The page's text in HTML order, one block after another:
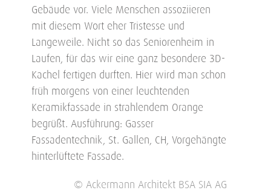
Gebäude vor. Viele Menschen assoziieren
mit diesem Wort eher Tristesse und
Langeweile. Nicht so das Seniorenheim in
Laufen, für das wir eine ganz besondere 3D-
Kachel fertigen durften. Hier wird man schon
früh morgens von einer leuchtenden
Keramikfassade in strahlendem Orange
begrüßt. Ausführung: Gasser
Fassadentechnik, St. Gallen, CH, Vorgehängte
hinterlüftete Fassade.
© Ackermann Architekt BSA SIA AG